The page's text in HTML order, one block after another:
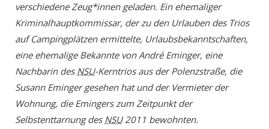
verschiedene Zeug*innen geladen. Ein ehemaliger
Kriminalhauptkommissar, der zu den Urlauben des Trios
auf Campingplätzen ermittelte, Urlaubsbekanntschaften,
eine ehemalige Bekannte von André Eminger, eine
Nachbarin des NSU-Kerntrios aus der Polenzstraße, die
Susann Eminger gesehen hat und der Vermieter der
Wohnung, die Emingers zum Zeitpunkt der
Selbstenttarnung des NSU2011 bewohnten.